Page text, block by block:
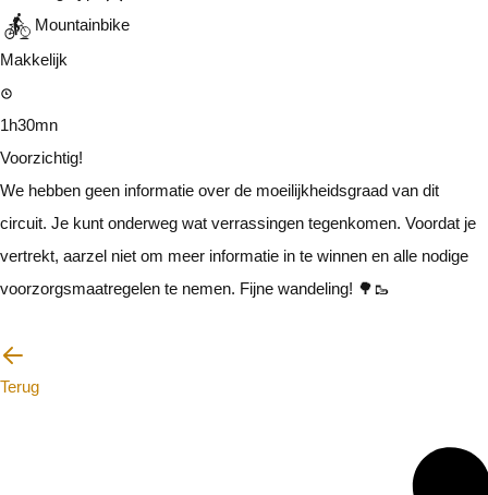
Mountainbike
Makkelijk
1h30mn
Voorzichtig!
We hebben geen informatie over de moeilijkheidsgraad van dit
circuit. Je kunt onderweg wat verrassingen tegenkomen. Voordat je
vertrekt, aarzel niet om meer informatie in te winnen en alle nodige
voorzorgsmaatregelen te nemen. Fijne wandeling! 🌳🥾
Terug